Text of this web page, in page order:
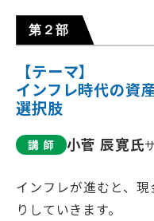
第２部
【テーマ】
インフレ時代の資
選択肢
講 師 小菅 辰寛氏
インフレが進むと、
りしていきます。